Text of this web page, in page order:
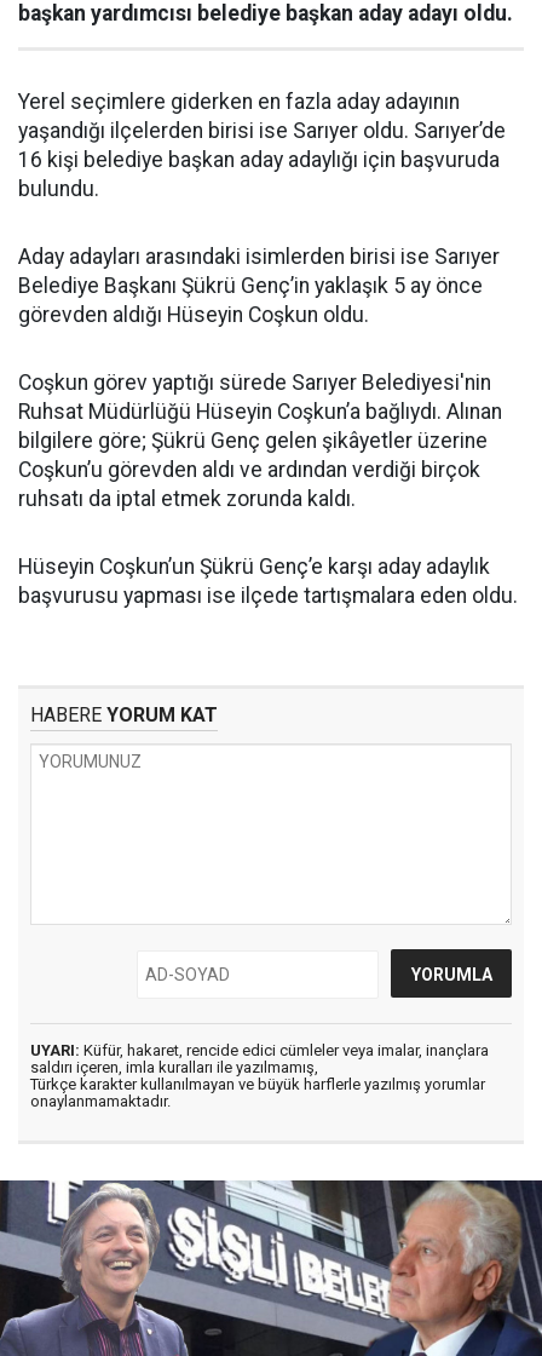
başkan yardımcısı belediye başkan aday adayı oldu.
Yerel seçimlere giderken en fazla aday adayının
yaşandığı ilçelerden birisi ise Sarıyer oldu. Sarıyer’de
16 kişi belediye başkan aday adaylığı için başvuruda
bulundu.
Aday adayları arasındaki isimlerden birisi ise Sarıyer
Belediye Başkanı Şükrü Genç’in yaklaşık 5 ay önce
görevden aldığı Hüseyin Coşkun oldu.
Coşkun görev yaptığı sürede Sarıyer Belediyesi'nin
Ruhsat Müdürlüğü Hüseyin Coşkun’a bağlıydı. Alınan
bilgilere göre; Şükrü Genç gelen şikâyetler üzerine
Coşkun’u görevden aldı ve ardından verdiği birçok
ruhsatı da iptal etmek zorunda kaldı.
Hüseyin Coşkun’un Şükrü Genç’e karşı aday adaylık
başvurusu yapması ise ilçede tartışmalara eden oldu.
HABERE YORUM KAT
UYARI: Küfür, hakaret, rencide edici cümleler veya imalar, inançlara
saldırı içeren, imla kuralları ile yazılmamış,
Türkçe karakter kullanılmayan ve büyük harflerle yazılmış yorumlar
onaylanmamaktadır.